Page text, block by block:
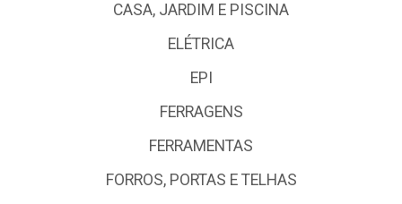
CASA, JARDIM E PISCINA
ELÉTRICA
EPI
FERRAGENS
FERRAMENTAS
FORROS, PORTAS E TELHAS